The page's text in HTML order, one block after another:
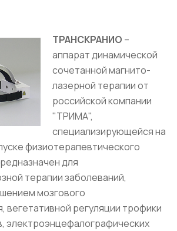
ТРАНСКРАНИО –
аппарат динамической
сочетанной магнито-
лазерной терапии от
российской компании
"ТРИМА",
специализирующейся на
физиотерапевтического
для
терапии заболеваний,
мозгового
вегетативной регуляции трофики
электроэнцефалографических